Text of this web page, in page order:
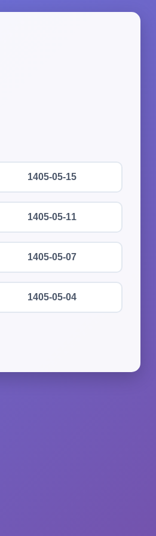
1405-05-15
1405-05-11
1405-05-07
1405-05-04